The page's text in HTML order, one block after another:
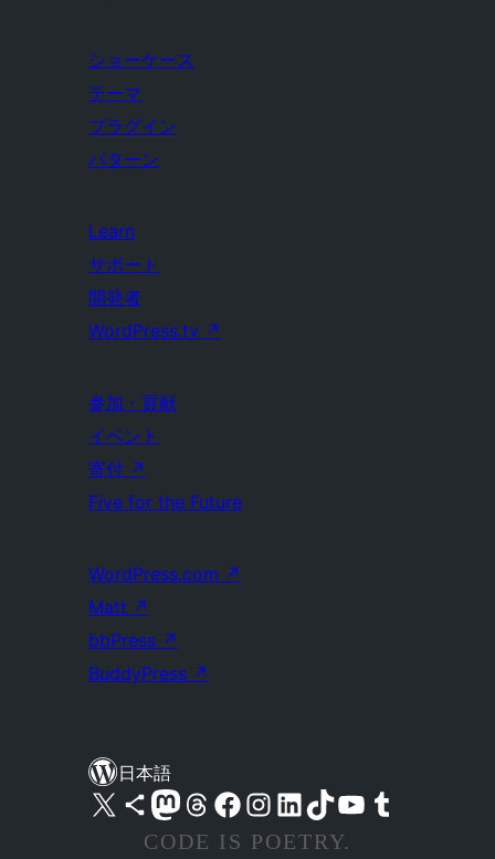
ショーケース
テーマ
プラグイン
パターン
Learn
サポート
開発者
WordPress.tv ↗
参加・貢献
イベント
寄付 ↗
Five for the Future
WordPress.com ↗
Matt ↗
bbPress ↗
BuddyPress ↗
日本語
X (旧 Twitter) アカウントへ Bluesky アカウントへ Mastodon アカウントへ Threads アカウントへ Facebook ページへ Instagram アカウントへ LinkedIn アカウントへTikTok アカウントへ YouTube チャンネルへ Tumblr アカウントへ
CODE IS POETRY.